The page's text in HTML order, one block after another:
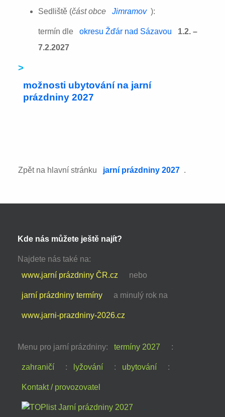
Sedliště (část obce Jimramov ):
termín dle okresu Žďár nad Sázavou
1.2. –
7.2.2027
>
možnosti ubytování na jarní
prázdniny 2027
Zpět na hlavní stránku jarní prázdniny 2027 .
Kde nás můžete ještě najít?
Najdete nás také na:
www.jarní prázdniny ČR.cz
nebo
jarní prázdniny termíny a minulý rok na
www.jarni-prazdniny-2026.cz
Menu pro jarní prázdniny: termíny 2027 :
zahraničí : lyžování : ubytování :
Kontakt / provozovatel